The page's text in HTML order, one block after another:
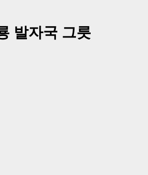
발자국 그릇